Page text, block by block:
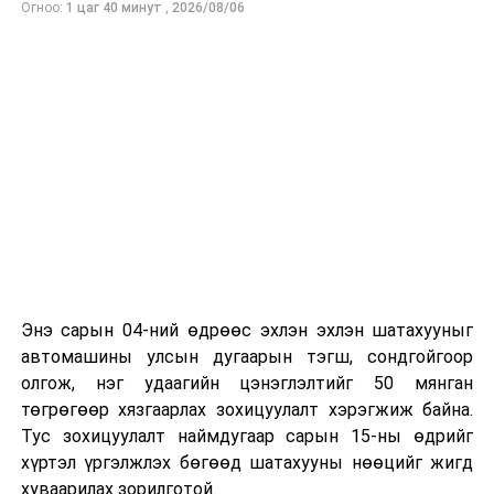
төлөвлөхөд чухал ач холбогдолтойг албаныхан хэлж
Огноо: 1 цаг 40 минут , 2026/08/06
Энэ сарын 04-ний өдрөөс эхлэн эхлэн шатахууныг
автомашины улсын дугаарын тэгш, сондгойгоор
олгож, нэг удаагийн цэнэглэлтийг 50 мянган
төгрөгөөр хязгаарлах зохицуулалт хэрэгжиж байна.
Тус зохицуулалт наймдугаар сарын 15-ны өдрийг
хүртэл үргэлжлэх бөгөөд шатахууны нөөцийг жигд
хуваарилах зорилготой.